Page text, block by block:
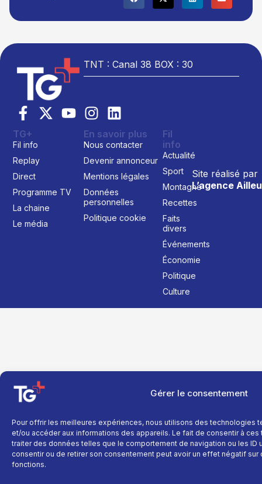
Gérer le consentement
Pour offrir les meilleures expériences, nous utilisons des technologies
et/ou accéder aux informations des appareils. Le fait de consentir à
traiter des données telles que le comportement de navigation ou les ID
consentir ou de retirer son consentement peut avoir un effet négatif
fonctions.
TNT : Canal 38 BOX : 30
Site réalisé par
L’agence
TG+
Fil info
Replay
Direct
Programme TV
La chaine
Le média
En savoir plus
Nous contacter
Devenir annonceur
Mentions légales
Données
personnelles
Politique cookie
Fil
info
Actualité
Sport
Montagne
Recettes
Faits
divers
Événements
Économie
Politique
Culture